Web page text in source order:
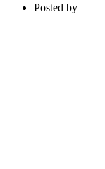
Posted by